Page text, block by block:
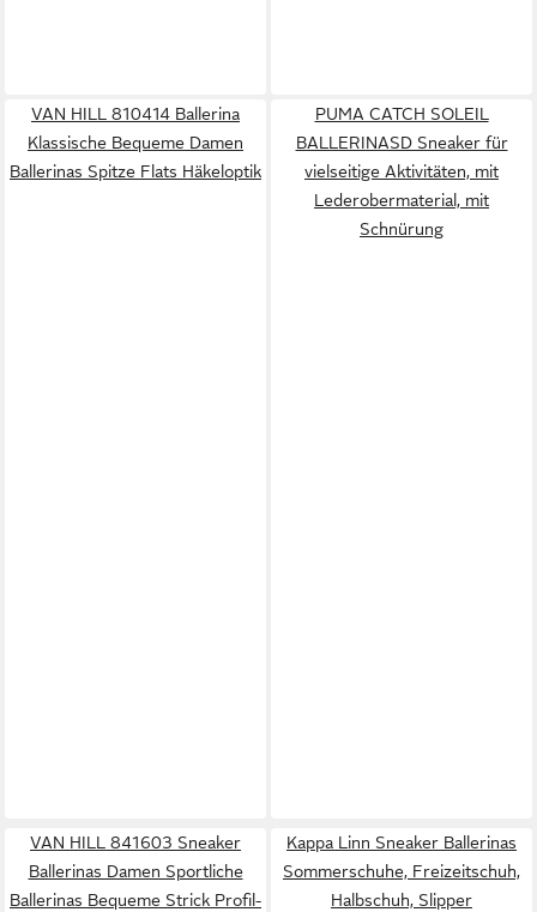
VAN HILL 810414 Ballerina
Klassische Bequeme Damen
Ballerinas Spitze Flats Häkeloptik
PUMA CATCH SOLEIL
BALLERINASD Sneaker für
vielseitige Aktivitäten, mit
Lederobermaterial, mit
Schnürung
VAN HILL 841603 Sneaker
Ballerinas Damen Sportliche
Ballerinas Bequeme Strick Profil-
Kappa Linn Sneaker Ballerinas
Sommerschuhe, Freizeitschuh,
Halbschuh, Slipper